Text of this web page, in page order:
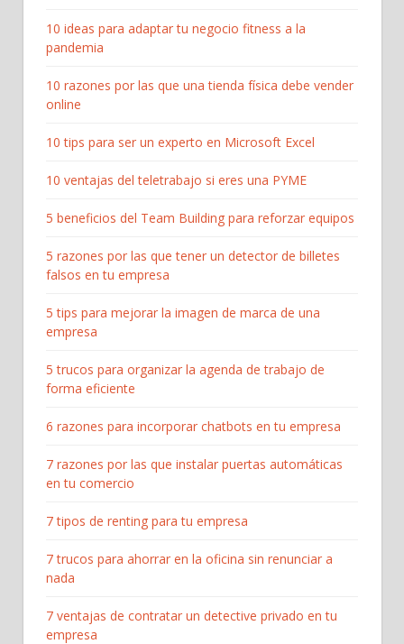
10 ideas para adaptar tu negocio fitness a la
pandemia
10 razones por las que una tienda física debe vender
online
10 tips para ser un experto en Microsoft Excel
10 ventajas del teletrabajo si eres una PYME
5 beneficios del Team Building para reforzar equipos
5 razones por las que tener un detector de billetes
falsos en tu empresa
5 tips para mejorar la imagen de marca de una
empresa
5 trucos para organizar la agenda de trabajo de
forma eficiente
6 razones para incorporar chatbots en tu empresa
7 razones por las que instalar puertas automáticas
en tu comercio
7 tipos de renting para tu empresa
7 trucos para ahorrar en la oficina sin renunciar a
nada
7 ventajas de contratar un detective privado en tu
empresa